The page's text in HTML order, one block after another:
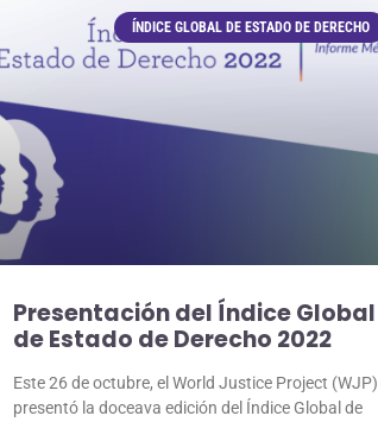
ÍNDICE GLOBAL DE ESTADO DE DERECHO
Presentación del Índice Global
de Estado de Derecho 2022
Este 26 de octubre, el World Justice Project (WJP)
presentó la doceava edición del Índice Global de